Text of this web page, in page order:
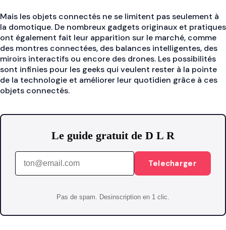
Mais les objets connectés ne se limitent pas seulement à
la domotique. De nombreux gadgets originaux et pratiques
ont également fait leur apparition sur le marché, comme
des montres connectées, des balances intelligentes, des
miroirs interactifs ou encore des drones. Les possibilités
sont infinies pour les geeks qui veulent rester à la pointe
de la technologie et améliorer leur quotidien grâce à ces
objets connectés.
Le guide gratuit de D L R
Telecharger
Pas de spam. Desinscription en 1 clic.